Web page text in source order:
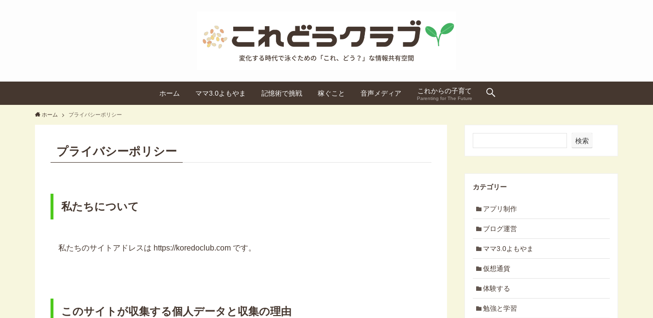
ホーム ママ3.0よもやま 記憶術で挑戦 稼ぐこと 音声メディア これからの子育て
Parenting for The Future
ホーム プライバシーポリシー
プライバシーポリシー
私たちについて
私たちのサイトアドレスは https://koredoclub.com です。
このサイトが収集する個人データと収集の理由
検索
カテゴリー
アプリ制作
ブログ運営
ママ3.0よもやま
仮想通貨
体験する
勉強と学習